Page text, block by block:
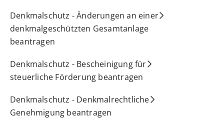
Denkmalschutz - Änderungen an einer
denkmalgeschützten Gesamtanlage
beantragen
Denkmalschutz - Bescheinigung für
steuerliche Förderung beantragen
Denkmalschutz - Denkmalrechtliche
Genehmigung beantragen